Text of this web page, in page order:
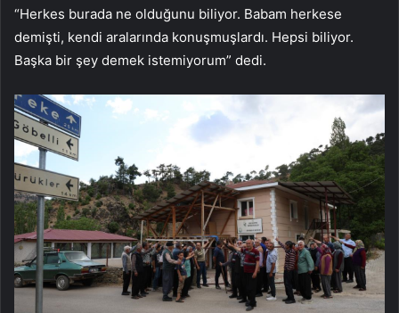
“Herkes burada ne olduğunu biliyor. Babam herkese
demişti, kendi aralarında konuşmuşlardı. Hepsi biliyor.
Başka bir şey demek istemiyorum” dedi.